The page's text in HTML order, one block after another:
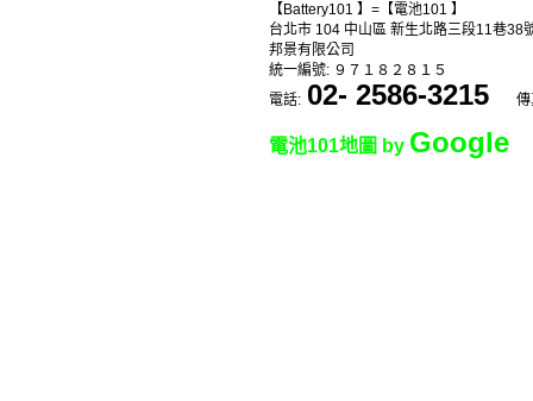
【Battery101 】=【電池101 】
台北市 104 中山區 新生北路三段11巷38
邦景有限公司
統一編號: ９７１８２８１５
電話: 02- 2586-3215
電池101地圖 by Google